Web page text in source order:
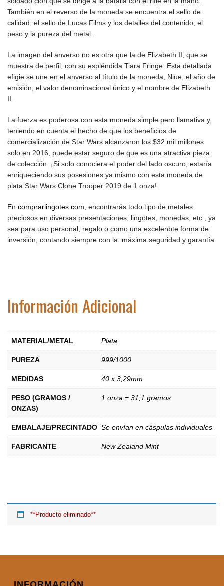
También en el reverso de la moneda se encuentra el sello de
calidad, el sello de Lucas Films y los detalles del contenido, el
peso y la pureza del metal.
La imagen del anverso no es otra que la de Elizabeth II, que se
muestra de perfil, con su espléndida Tiara Fringe. Esta detallada
efigie se une en el anverso al título de la moneda, Niue, el año de
emisión, el valor denominacional único y el nombre de Elizabeth
II.
La fuerza es poderosa con esta moneda simple pero llamativa y,
teniendo en cuenta el hecho de que los beneficios de
comercialización de Star Wars alcanzaron los $32 mil millones
solo en 2016, puede estar seguro de que es una atractiva pieza
de colección. ¡Si solo conociera el poder del lado oscuro, estaría
enriqueciendo sus posesiones ya mismo con esta moneda de
plata Star Wars Clone Trooper 2019 de 1 onza!
En comprarlingotes.com, encontrarás todo tipo de metales
preciosos en diversas presentaciones; lingotes, monedas, etc., ya
sea para uso personal, regalo o como una excelenbte forma de
inversión, contando siempre con la máxima seguridad y garantía.
Información Adicional
MATERIAL/METAL Plata
PUREZA 999/1000
MEDIDAS 40 x 3,29mm
PESO (GRAMOS /
ONZAS)
1 onza = 31,1 gramos
EMBALAJE/PRECINTADO Se envían en cáspulas individuales
FABRICANTE New Zealand Mint
**Producto eliminado**